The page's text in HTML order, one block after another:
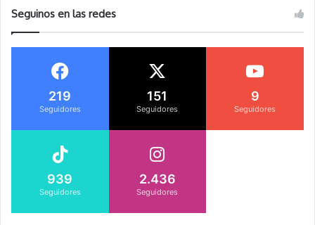
Seguinos en las redes
219
Seguidores
151
Seguidores
9
Seguidores
939
Seguidores
2.436
Seguidores